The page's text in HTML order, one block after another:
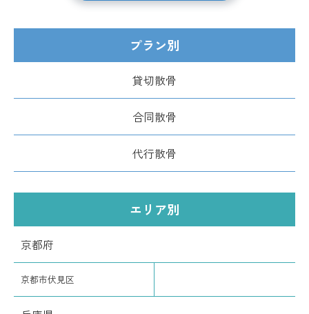
プラン別
貸切散骨
合同散骨
代行散骨
エリア別
京都府
京都市伏見区